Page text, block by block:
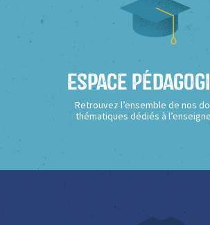
Espace
Retrouvez l’ensemble de nos
thématiques dédiés à